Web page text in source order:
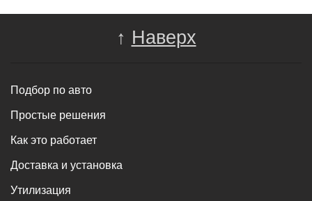
↑ Наверх
Подбор по авто
Простые решения
Как это работает
Доставка и установка
Утилизация